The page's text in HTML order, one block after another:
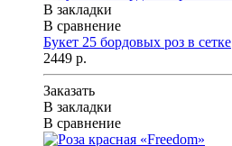
В закладки
В сравнение
Букет 25 бордовых роз в сетке
2449 р.
Заказать
В закладки
В сравнение